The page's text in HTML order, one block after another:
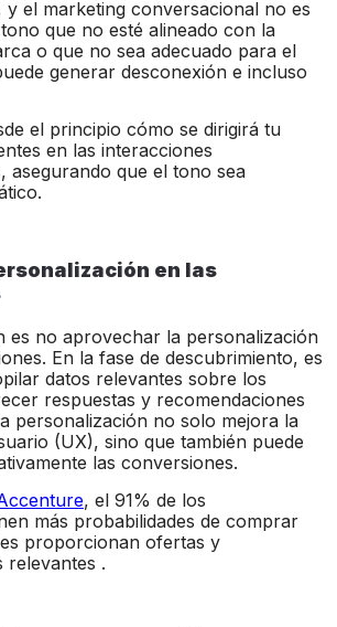
y el marketing conversacional no es
que no esté alineado con la
o que no sea adecuado para el
generar desconexión e incluso
el principio cómo se dirigirá tu
en las interacciones
asegurando que el tono sea
en las
es no aprovechar la personalización
En la fase de descubrimiento, es
datos relevantes sobre los
respuestas y recomendaciones
personalización no solo mejora la
(UX), sino que también puede
las conversiones.
, el 91% de los
más probabilidades de comprar
proporcionan ofertas y
relevantes .